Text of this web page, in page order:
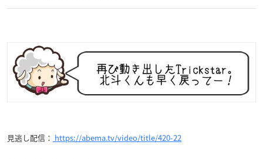
見逃し配信： https://abema.tv/video/title/420-22